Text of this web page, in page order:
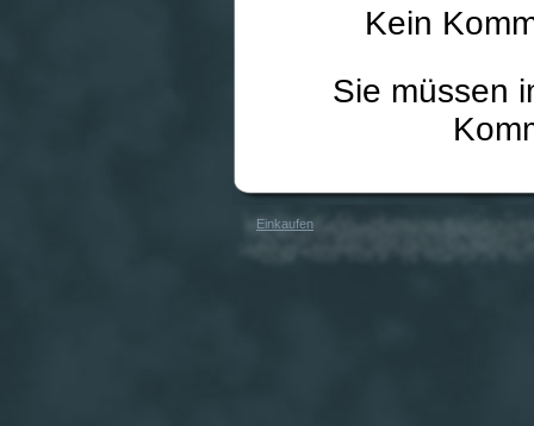
Kein
Sie müssen
Einkaufen